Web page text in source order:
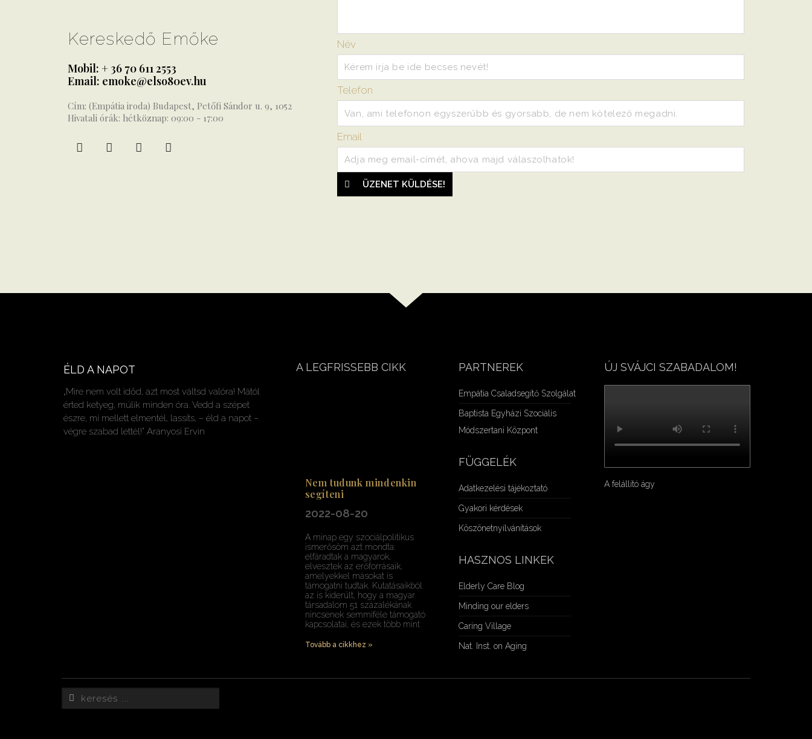
Kereskedő Emőke
Mobil: + 36 70 611 2553
Email: emoke@elso80ev.hu
Cím: (Empátia iroda) Budapest, Petőfi Sándor u. 9, 1052
Hivatali órák: hétköznap: 09:00 - 17:00
Név
Telefon
Email
ÜZENET KÜLDÉSE!
ÉLD A NAPOT
„Mire nem volt időd, azt most váltsd valóra! Mától
érted ketyeg, múlik minden óra. Vedd a szépet
észre, mi mellett elmentél, lassíts, – éld a napot –
végre szabad lettél!” Aranyosi Ervin
A LEGFRISSEBB CIKK
Nem tudunk mindenkin
segíteni
2022-08-20
A minap egy szociálpolitikus
ismerősöm azt mondta:
elfáradtak a magyarok,
elvesztek az erőforrásaik,
amelyekkel másokat is
támogatni tudtak. Kutatásaikból
az is kiderült, hogy a magyar
társadalom 51 százalékának
nincsenek semmiféle támogató
kapcsolatai, és ezek több mint
Tovább a cikkhez »
PARTNEREK
Empátia Csaladsegítő Szolgálat
Baptista Egyházi Szociális
Módszertani Központ
FÜGGELÉK
Adatkezelési tájékoztató
Gyakori kérdések
Köszönetnyílvánítások
HASZNOS LINKEK
Elderly Care Blog
Minding our elders
Caring Village
Nat. Inst. on Aging
ÚJ SVÁJCI SZABADALOM!
A felállító ágy